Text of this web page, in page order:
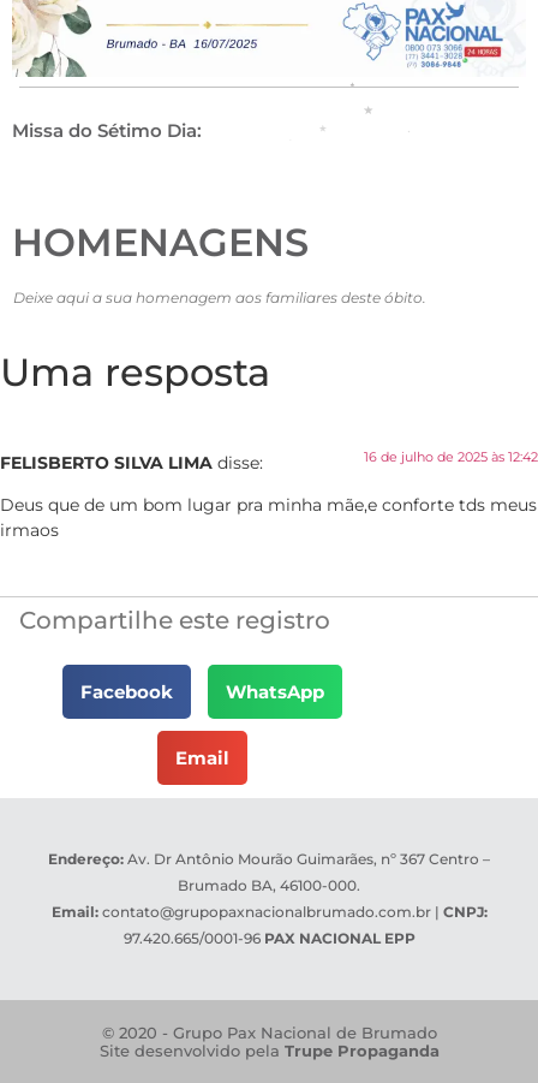
Missa do Sétimo Dia:
HOMENAGENS
Deixe aqui a sua homenagem aos familiares deste óbito.
Uma resposta
FELISBERTO SILVA LIMA disse: 16 de julho de 2025 às 12:42
Deus que de um bom lugar pra minha mãe,e conforte tds meus
irmaos
Compartilhe este registro
Facebook WhatsApp
Email
Endereço: Av. Dr Antônio Mourão Guimarães, nº 367 Centro –
Brumado BA, 46100-000.
Email: contato@grupopaxnacionalbrumado.com.br| CNPJ:
97.420.665/0001-96 PAX NACIONAL EPP
© 2020 - Grupo Pax Nacional de Brumado
Site desenvolvido pela Trupe Propaganda